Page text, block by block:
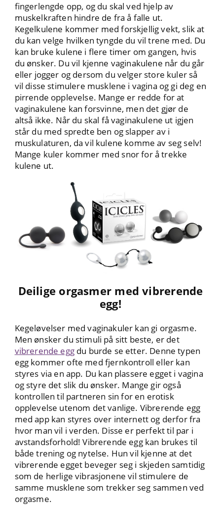
fingerlengde opp, og du skal ved hjelp av
muskelkraften hindre de fra å falle ut.
Kegelkulene kommer med forskjellig vekt, slik at
du kan velge hvilken tyngde du vil trene med. Du
kan bruke kulene i flere timer om gangen, hvis
du ønsker. Du vil kjenne vaginakulene når du går
eller jogger og dersom du velger store kuler så
vil disse stimulere musklene i vagina og gi deg en
pirrende opplevelse. Mange er redde for at
vaginakulene kan forsvinne, men det gjør de
altså ikke. Når du skal få vaginakulene ut igjen
står du med spredte ben og slapper av i
muskulaturen, da vil kulene komme av seg selv!
Mange kuler kommer med snor for å trekke
kulene ut.
Deilige orgasmer med vibrerende
egg!
Kegeløvelser med vaginakuler kan gi orgasme.
Men ønsker du stimuli på sitt beste, er det
vibrerende eggdu burde se etter. Denne typen
egg kommer ofte med fjernkontroll eller kan
styres via en app. Du kan plassere egget i vagina
og styre det slik du ønsker. Mange gir også
kontrollen til partneren sin for en erotisk
opplevelse utenom det vanlige. Vibrerende egg
med app kan styres over internett og derfor fra
hvor man vil i verden. Disse er perfekt til par i
avstandsforhold! Vibrerende egg kan brukes til
både trening og nytelse. Hun vil kjenne at det
vibrerende egget beveger seg i skjeden samtidig
som de herlige vibrasjonene vil stimulere de
samme musklene som trekker seg sammen ved
orgasme.